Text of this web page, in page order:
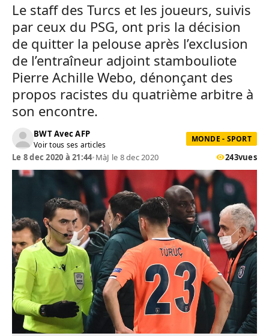
Le staff des Turcs et les joueurs, suivis
par ceux du PSG, ont pris la décision
de quitter la pelouse après l’exclusion
de l’entraîneur adjoint stambouliote
Pierre Achille Webo, dénonçant des
propos racistes du quatrième arbitre à
son encontre.
BWT Avec AFP
Voir tous ses articles
MONDE - SPORT
Le 8 dec 2020 à 21:44•MàJ le 8 dec 2020 243vues